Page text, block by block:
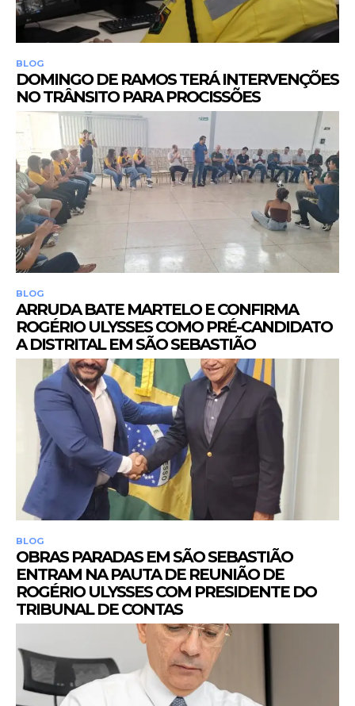
BLOG
DOMINGO DE RAMOS TERÁ INTERVENÇÕES
NO TRÂNSITO PARA PROCISSÕES
BLOG
ARRUDA BATE MARTELO E CONFIRMA
ROGÉRIO ULYSSES COMO PRÉ-CANDIDATO
A DISTRITAL EM SÃO SEBASTIÃO
BLOG
OBRAS PARADAS EM SÃO SEBASTIÃO
ENTRAM NA PAUTA DE REUNIÃO DE
ROGÉRIO ULYSSES COM PRESIDENTE DO
TRIBUNAL DE CONTAS